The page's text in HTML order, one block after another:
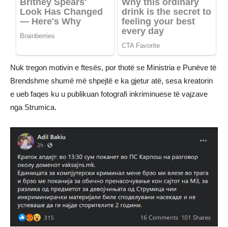
Nuk tregon motivin e ftesës, por thotë se Ministria e Punëve të
Brendshme shumë më shpejtë e ka gjetur atë, sesa kreatorin
e ueb faqes ku u publikuan fotografi inkriminuese të vajzave
nga Strumica.